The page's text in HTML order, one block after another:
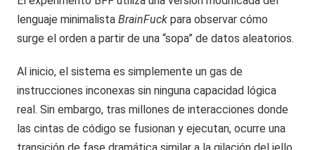
lenguaje minimalistaBrainFuck para observar cómo
surge el orden a partir de una “sopa” de datos aleatorios.
Al inicio, el sistema es simplemente un gas de
instrucciones inconexas sin ninguna capacidad lógica
real. Sin embargo, tras millones de interacciones donde
las cintas de código se fusionan y ejecutan, ocurre una
transición de fase dramática similar a la gilación del jello